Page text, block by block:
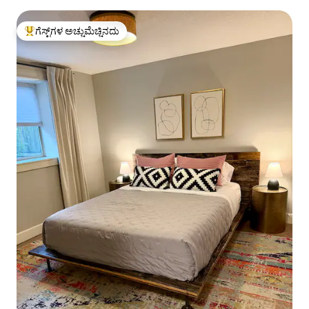
ಗೆಸ್ಟ್‌ಗಳಿಗೆ ಅತಿ ಹೆಚ್ಚು ಅಚ್ಚುಮೆಚ್ಚಿನದು
ಗೆಸ್ಟ್‌ಗಳ ಅಚ್ಚುಮೆಚ್ಚಿನದು